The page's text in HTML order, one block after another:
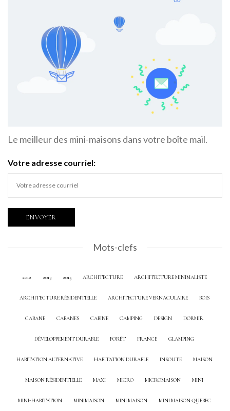
Le meilleur des mini-maisons dans votre boîte mail.
Votre adresse courriel:
Mots-clefs
2012 2013 2015 ARCHITECTURE ARCHITECTURE MINIMALISTE
ARCHITECTURE RÉSIDENTIELLE ARCHITECTURE VERNACULAIRE BOIS
CABANE CABANES CABINE CAMPING DESIGN DORMIR
DÉVELOPPEMENT DURABLE FORÊT FRANCE GLAMPING
HABITATION ALTERNATIVE HABITATION DURABLE INSOLITE MAISON
MAISON RÉSIDENTIELLE MAXI MICRO MICROMAISON MINI
MINI-HABITATION MINIMAISON MINI MAISON MINI MAISON QUEBEC